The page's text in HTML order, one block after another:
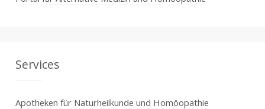
Services
Apotheken für Naturheilkunde und Homöopathie